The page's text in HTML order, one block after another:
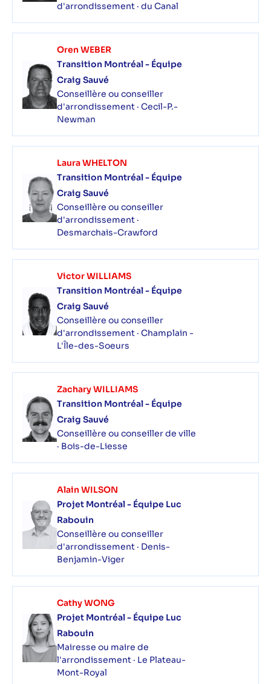
d'arrondissement · du Canal
Oren WEBER
Transition Montréal - Équipe
Craig Sauvé
Conseillère ou conseiller
d'arrondissement · Cecil-P.-
Newman
Laura WHELTON
Transition Montréal - Équipe
Craig Sauvé
Conseillère ou conseiller
d'arrondissement ·
Desmarchais-Crawford
Victor WILLIAMS
Transition Montréal - Équipe
Craig Sauvé
Conseillère ou conseiller
d'arrondissement · Champlain -
L'Île-des-Soeurs
Zachary WILLIAMS
Transition Montréal - Équipe
Craig Sauvé
Conseillère ou conseiller de ville
· Bois-de-Liesse
Alain WILSON
Projet Montréal - Équipe Luc
Rabouin
Conseillère ou conseiller
d'arrondissement · Denis-
Benjamin-Viger
Cathy WONG
Projet Montréal - Équipe Luc
Rabouin
Mairesse ou maire de
l'arrondissement · Le Plateau-
Mont-Royal